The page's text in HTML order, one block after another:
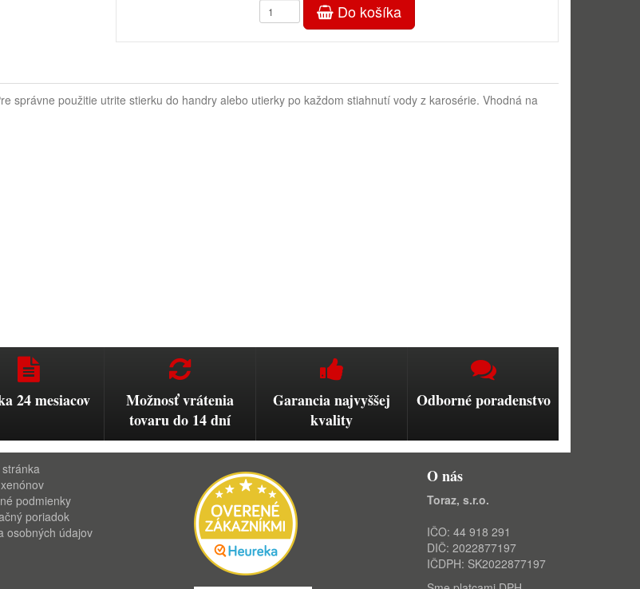
Do košíka
správne použitie utrite stierku do handry alebo utierky po každom stiahnutí vody z karosérie. Vhodná na
24 mesiacov
Možnosť vrátenia
tovaru do 14 dní
Garancia najvyššej
kvality
Odborné poradenstvo
podmienky
poriadok
osobných údajov
O nás
Toraz, s.r.o.
IČO: 44 918 291
DIČ: 2022877197
IČDPH: SK2022877197